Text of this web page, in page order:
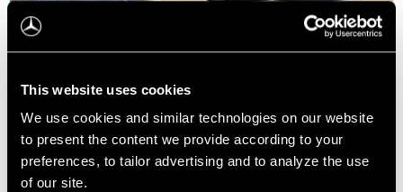
This website uses cookies
We use cookies and similar technologies on our website
to present the content we provide according to your
preferences, to tailor advertising and to analyze the use
of our site.
​​Naujasis visiškai elektrinis Mercedes-Benz GLB